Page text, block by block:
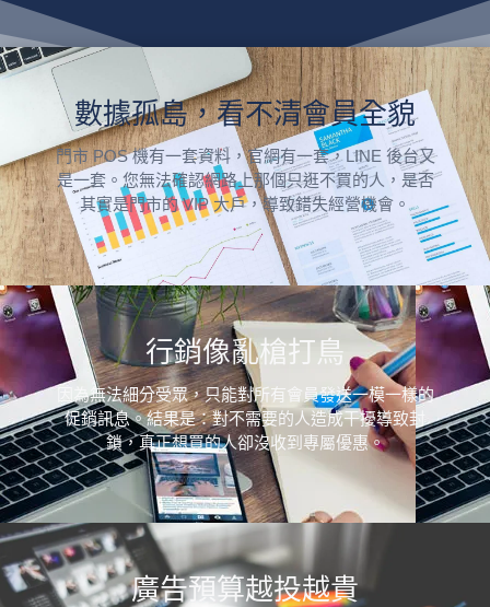
數據孤島，看不清會員全貌
門市 POS 機有一套資料，官網有一套，LINE 後台又
是一套。您無法確認網路上那個只逛不買的人，是否
其實是門市的 VIP 大戶，導致錯失經營機會。
行銷像亂槍打鳥
因為無法細分受眾，只能對所有會員發送一模一樣的
促銷訊息。結果是：對不需要的人造成干擾導致封
鎖，真正想買的人卻沒收到專屬優惠。
廣告預算越投越貴